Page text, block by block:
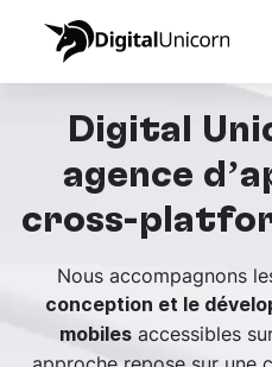
Digital
agence
cross-
Nous accompagnons
conception et le
mobilesaccessibles